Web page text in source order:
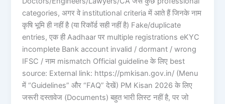
categories, अगर वे institutional criteria में आते हैं जिनके नाम
कृषि भूमि ही नहीं है (या रिकॉर्ड सही नहीं है) Fake/duplicate
entries, एक ही Aadhaar पर multiple registrations eKYC
incomplete Bank account invalid / dormant / wrong
IFSC / नाम mismatch Official guideline के लिए best
source: External link: https://pmkisan.gov.in/ (Menu
में “Guidelines” और “FAQ” देखें) PM Kisan 2026 के लिए
जरूरी दस्तावेज (Documents) बहुत भारी लिस्ट नहीं है, पर जो